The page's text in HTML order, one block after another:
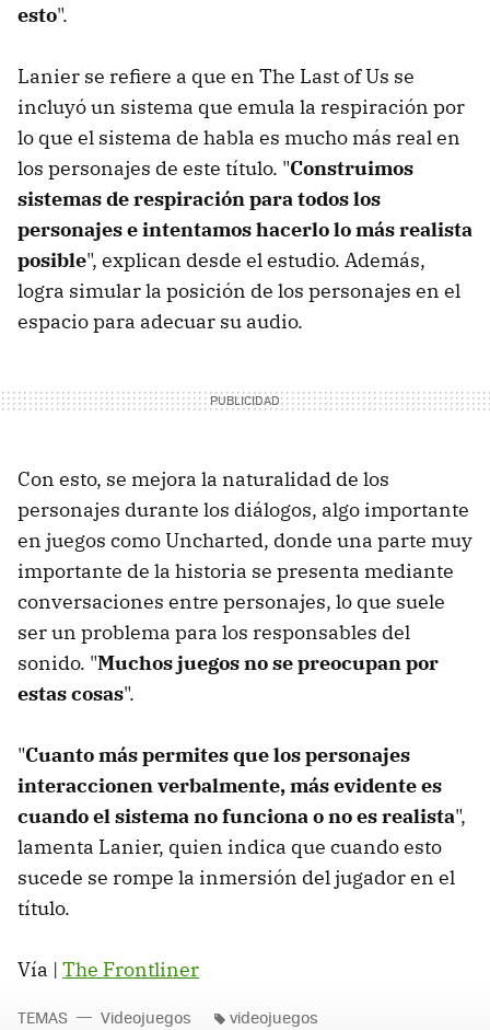
esto".
Lanier se refiere a que en The Last of Us se
incluyó un sistema que emula la respiración por
lo que el sistema de habla es mucho más real en
los personajes de este título. "Construimos
sistemas de respiración para todos los
personajes e intentamos hacerlo lo más realista
posible", explican desde el estudio. Además,
logra simular la posición de los personajes en el
espacio para adecuar su audio.
Con esto, se mejora la naturalidad de los
personajes durante los diálogos, algo importante
en juegos como Uncharted, donde una parte muy
importante de la historia se presenta mediante
conversaciones entre personajes, lo que suele
ser un problema para los responsables del
sonido. "Muchos juegos no se preocupan por
estas cosas".
"Cuanto más permites que los personajes
interaccionen verbalmente, más evidente es
cuando el sistema no funciona o no es realista",
lamenta Lanier, quien indica que cuando esto
sucede se rompe la inmersión del jugador en el
título.
Vía | The Frontliner
TEMAS Videojuegos videojuegos